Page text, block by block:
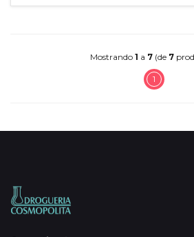
Mostrando 1 a 7(de 7
1